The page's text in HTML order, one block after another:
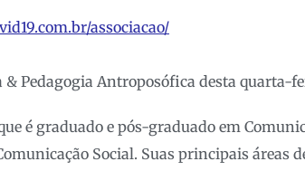
associacao/
Pedagogia Antroposófica desta quarta-
é graduado e pós-graduado em
Social. Suas principais áreas